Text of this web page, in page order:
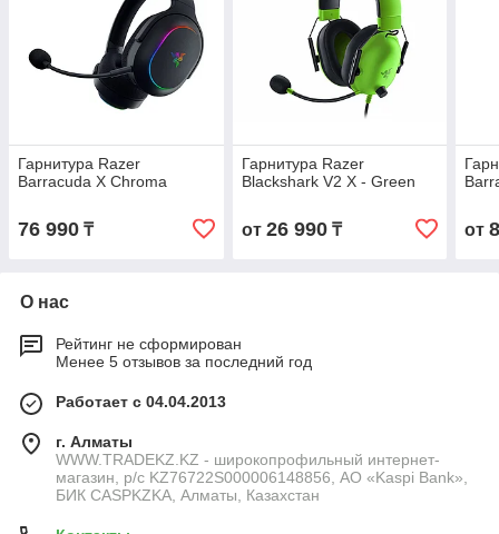
Гарнитура Razer
Barracuda X Chroma
76 990 ₸
Гарнитура Razer
Blackshark V2 X - Green
от 26 990₸ от
О нас
Рейтинг не сформирован
Менее 5 отзывов за последний год
Работает с 04.04.2013
г. Алматы
WWW.TRADEKZ.KZ - широкопрофильный интернет-
магазин, р/с KZ76722S000006148856, АО «Kaspi Bank»,
БИК CASPKZKA, Алматы, Казахстан